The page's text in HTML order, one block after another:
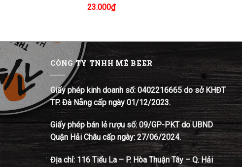
23.000₫
CÔNG TY TNHH MÊ BEER
Giấy phép kinh doanh số: 0402216665 do sở KHĐT
TP. Đà Nẵng cấp ngày 01/12/2023.
Giấy phép bán lẻ rượu số: 09/GP-PKT do UBND
Quận Hải Châu cấp ngày: 27/06/2024.
Địa chỉ: 116 Tiểu La – P. Hòa Thuận Tây – Q. Hải